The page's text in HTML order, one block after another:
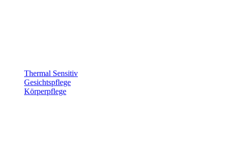
Thermal Sensitiv
Gesichtspflege
Körperpflege